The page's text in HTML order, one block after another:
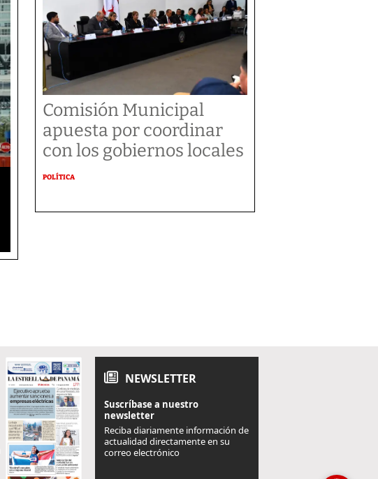
Comisión Municipal
apuesta por coordinar
con los gobiernos locales
POLÍTICA
NEWSLETTER
Suscríbase a nuestro
newsletter
Reciba diariamente información de
actualidad directamente en su
correo electrónico